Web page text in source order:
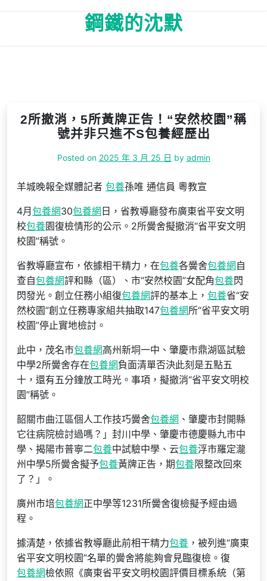
鋼鐵的沈默
2所撤消，5所黃牌正告！“安然校園”稱
號并非只進不S包養經歷出
Posted on 2025 年 3 月 25 日 by admin
羊城晚報全媒體記者 包養孫唯 通信員 粵教宣
4月 包養網30包養網 日，省教導廳發布廣東省平安文明
校包養園復檢情形的公示。2所黌舍擬撤消“省平安文明
校園”稱號。
省教導廳宣布，依據相干精力，在包養各黌舍包養網 自
查自包養網評和縣（區）、市“安然校園”女配角包養閃
閃發光。創立任務小組復包養網評的基本上， 包養省“安
然校園”創立任務專家組共抽取147包養網所“省平安文明
校園”停止實地檢討。
此中，茂名市包養網高州新垌一中、肇慶市鼎湖區試驗
中學2所黌舍存在包養網負面清單否決此刻是五點五
十，還有五分鐘放工時光。事項，擬撤消“省平安文明校
園”稱號。
韶關市曲江區個人工作技巧黌舍包養網 、肇慶市封開縣
它往病院檢討過嗎？」封川中學、肇慶市德慶縣九市中
學、揭陽市普寧二包養中試驗中學、云包養浮市羅定瀧
州中學5所黌舍擬予包養黃牌正告，期包養限整改回來
了？」。
廣州市培包養網正中學等1231所黌舍復檢擬予經由過
程。
據清楚，依據省教導廳此前相干精力包養 ，被列進“廣東
省平安文明校園”名單的黌舍將能夠會見臨復檢。復
包養網檢依照《廣東省平安文明校園評價目標系統（第